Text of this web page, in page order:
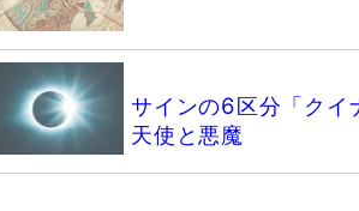
サインの6区分「ク
天使と悪魔